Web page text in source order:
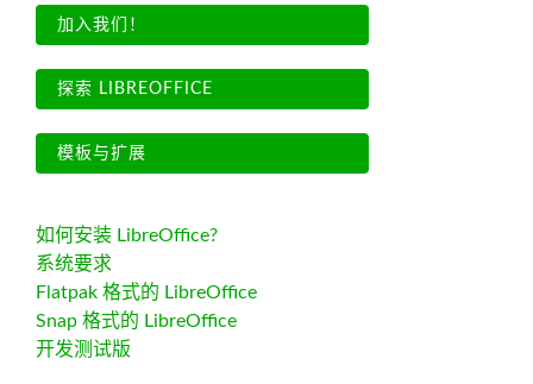
加入我们！
探索 LIBREOFFICE
模板与扩展
如何安装 LibreOffice?
系统要求
Flatpak 格式的 LibreOffice
Snap 格式的 LibreOffice
开发测试版